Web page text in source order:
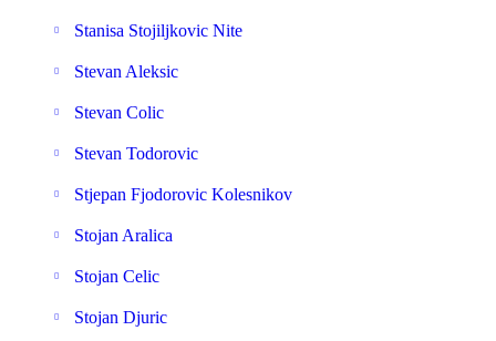
Stanisa Stojiljkovic Nite
Stevan Aleksic
Stevan Colic
Stevan Todorovic
Stjepan Fjodorovic Kolesnikov
Stojan Aralica
Stojan Celic
Stojan Djuric